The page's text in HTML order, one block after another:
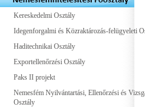
Kereskedelmi Osztály
Idegenforgalmi és Közraktározás-felügyeleti
Haditechnikai Osztály
Exportellenőrzési Osztály
Paks II projekt
Nemesfém Nyilvántartási, Ellenőrzési és
Osztály